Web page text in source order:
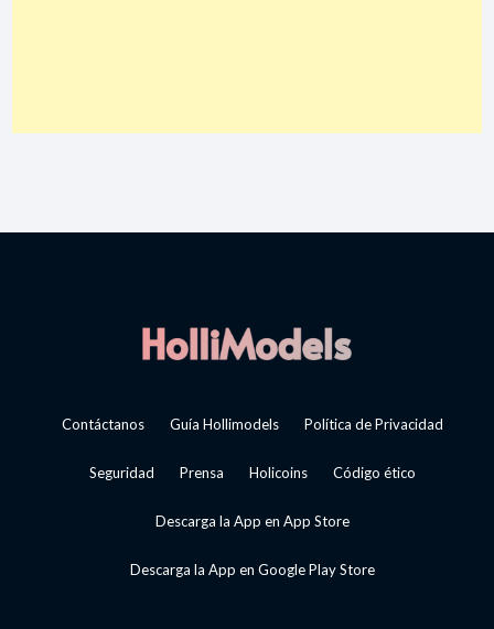
Contáctanos Guía Hollimodels Política de Privacidad
Seguridad Prensa Holicoins Código ético
Descarga la App en App Store
Descarga la App en Google Play Store